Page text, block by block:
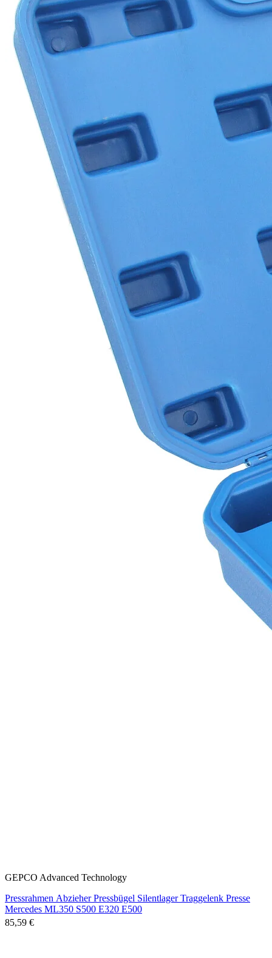
GEPCO Advanced Technology
Pressrahmen Abzieher Pressbügel Silentlager Traggelenk Presse
Mercedes ML350 S500 E320 E500
85,59 €